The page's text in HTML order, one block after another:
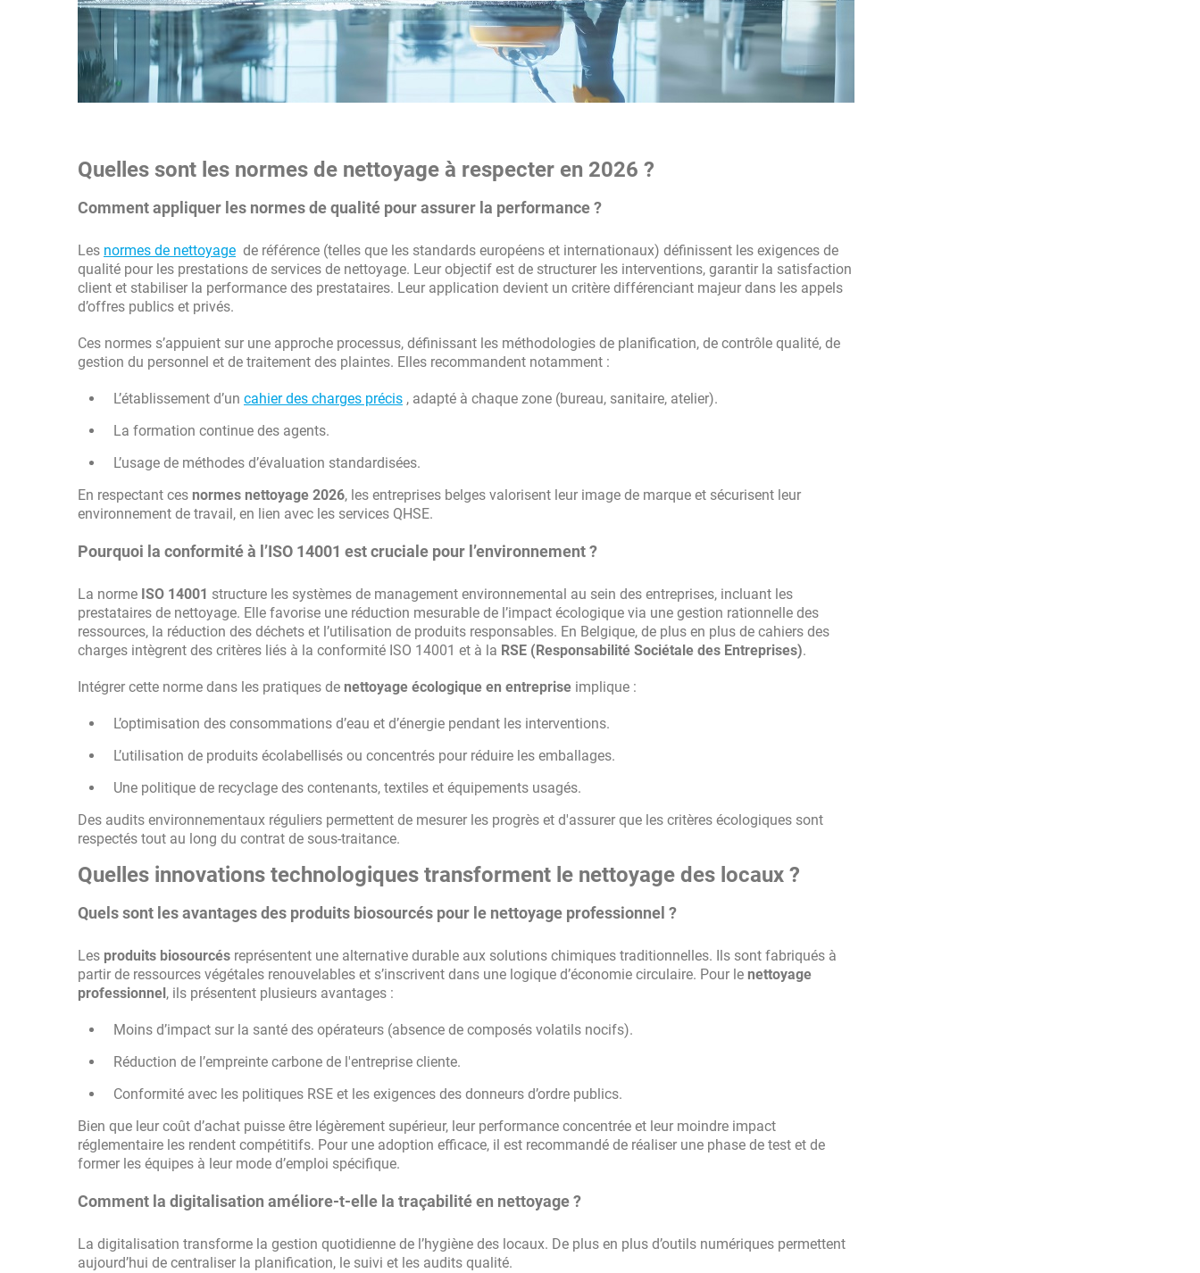
Quelles sont les normes de nettoyage à respecter en 2026 ?
Comment appliquer les normes de qualité pour assurer la performance ?
Les normes de nettoyage de référence (telles que les standards européens et internationaux) définissent les exigences de
qualité pour les prestations de services de nettoyage. Leur objectif est de structurer les interventions, garantir la satisfaction
client et stabiliser la performance des prestataires. Leur application devient un critère différenciant majeur dans les appels
d’offres publics et privés.
Ces normes s’appuient sur une approche processus, définissant les méthodologies de planification, de contrôle qualité, de
gestion du personnel et de traitement des plaintes. Elles recommandent notamment :
L’établissement d’un cahier des charges précis , adapté à chaque zone (bureau, sanitaire, atelier).
La formation continue des agents.
L’usage de méthodes d’évaluation standardisées.
En respectant ces normes nettoyage 2026, les entreprises belges valorisent leur image de marque et sécurisent leur
environnement de travail, en lien avec les services QHSE.
Pourquoi la conformité à l’ISO 14001 est cruciale pour l’environnement ?
La norme ISO 14001 structure les systèmes de management environnemental au sein des entreprises, incluant les
prestataires de nettoyage. Elle favorise une réduction mesurable de l’impact écologique via une gestion rationnelle des
ressources, la réduction des déchets et l’utilisation de produits responsables. En Belgique, de plus en plus de cahiers des
charges intègrent des critères liés à la conformité ISO 14001 et à la RSE (Responsabilité Sociétale des Entreprises).
Intégrer cette norme dans les pratiques de nettoyage écologique en entreprise implique :
L’optimisation des consommations d’eau et d’énergie pendant les interventions.
L’utilisation de produits écolabellisés ou concentrés pour réduire les emballages.
Une politique de recyclage des contenants, textiles et équipements usagés.
Des audits environnementaux réguliers permettent de mesurer les progrès et d'assurer que les critères écologiques sont
respectés tout au long du contrat de sous-traitance.
Quelles innovations technologiques transforment le nettoyage des locaux ?
Quels sont les avantages des produits biosourcés pour le nettoyage professionnel ?
Les produits biosourcés représentent une alternative durable aux solutions chimiques traditionnelles. Ils sont fabriqués à
partir de ressources végétales renouvelables et s’inscrivent dans une logique d’économie circulaire. Pour le nettoyage
professionnel, ils présentent plusieurs avantages :
Moins d’impact sur la santé des opérateurs (absence de composés volatils nocifs).
Réduction de l’empreinte carbone de l'entreprise cliente.
Conformité avec les politiques RSE et les exigences des donneurs d’ordre publics.
Bien que leur coût d’achat puisse être légèrement supérieur, leur performance concentrée et leur moindre impact
réglementaire les rendent compétitifs. Pour une adoption efficace, il est recommandé de réaliser une phase de test et de
former les équipes à leur mode d’emploi spécifique.
Comment la digitalisation améliore-t-elle la traçabilité en nettoyage ?
La digitalisation transforme la gestion quotidienne de l’hygiène des locaux. De plus en plus d’outils numériques permettent
aujourd’hui de centraliser la planification, le suivi et les audits qualité.